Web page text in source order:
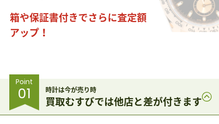
箱や保証書付きでさらに査定額
アップ！
Point
01 時計は今が売り時
買取むすびでは他店と差が付きます